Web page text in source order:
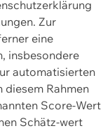
Zur
eine
insbesondere
automatisierten
Rahmen
Score-Wert
Schätz-wert